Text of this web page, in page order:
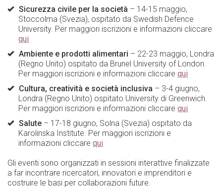
Sicurezza civile per la società – 14-15 maggio,
Stoccolma (Svezia), ospitato da Swedish Defence
University. Per maggiori iscrizioni e informazioni cliccare
qui
Ambiente e prodotti alimentari – 22-23 maggio, Londra
(Regno Unito) ospitato da Brunel University of London.
Per maggiori iscrizioni e informazioni cliccarequi
Cultura, creatività e società inclusiva – 3-4 giugno,
Londra (Regno Unito) ospitato University di Greenwich.
Per maggiori iscrizioni e informazioni cliccarequi
Salute – 17-18 giugno, Solna (Svezia) ospitato da
Karolinska Institute. Per maggiori iscrizioni e
informazioni cliccarequi
Gli eventi sono organizzati in sessioni interattive finalizzate
a far incontrare ricercatori, innovatori e imprenditori e
costruire le basi per collaborazioni future.